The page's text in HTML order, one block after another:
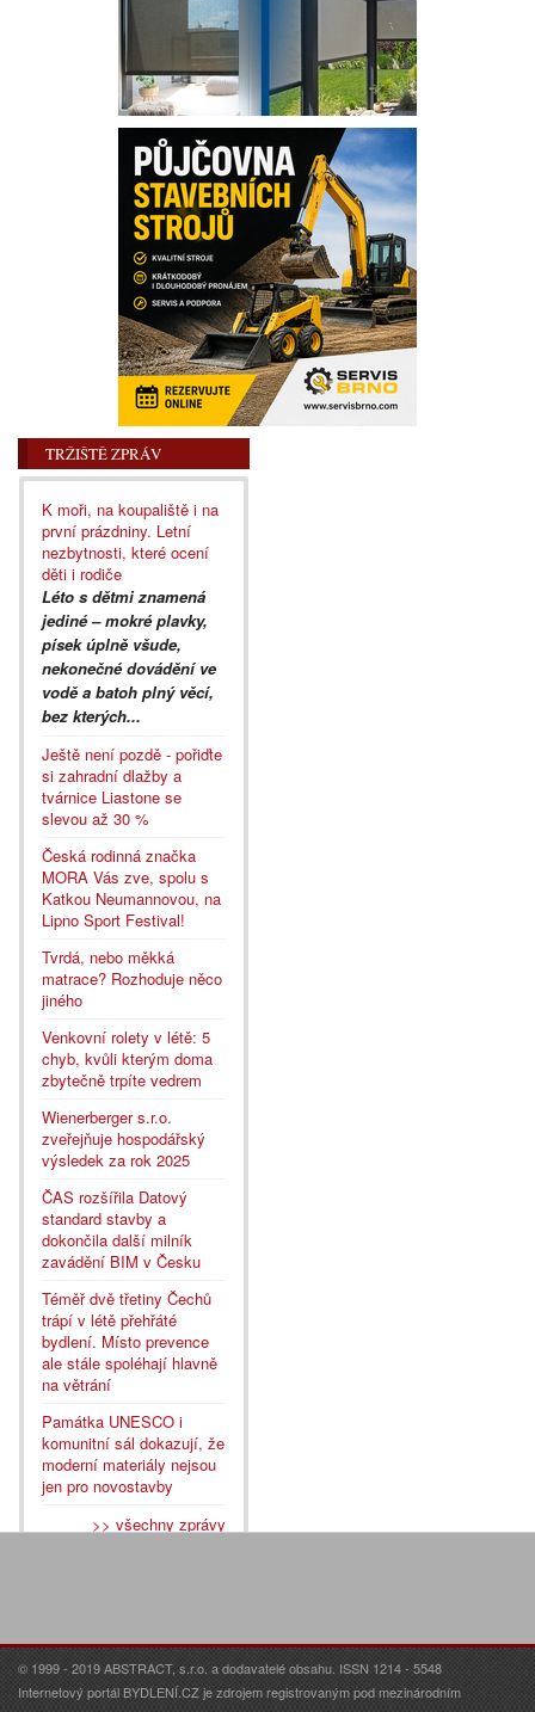
TRŽIŠTĚ ZPRÁV
K moři, na koupaliště i na
první prázdniny. Letní
nezbytnosti, které ocení
děti i rodiče
Léto s dětmi znamená
jediné – mokré plavky,
písek úplně všude,
nekonečné dovádění ve
vodě a batoh plný věcí,
bez kterých...
Ještě není pozdě - pořiďte
si zahradní dlažby a
tvárnice Liastone se
slevou až 30 %
Česká rodinná značka
MORA Vás zve, spolu s
Katkou Neumannovou, na
Lipno Sport Festival!
Tvrdá, nebo měkká
matrace? Rozhoduje něco
jiného
Venkovní rolety v létě: 5
chyb, kvůli kterým doma
zbytečně trpíte vedrem
Wienerberger s.r.o.
zveřejňuje hospodářský
výsledek za rok 2025
ČAS rozšířila Datový
standard stavby a
dokončila další milník
zavádění BIM v Česku
Téměř dvě třetiny Čechů
trápí v létě přehřáté
bydlení. Místo prevence
ale stále spoléhají hlavně
na větrání
Památka UNESCO i
komunitní sál dokazují, že
moderní materiály nejsou
jen pro novostavby
>> všechny zprávy
© 1999 - 2019 ABSTRACT, s.r.o. a dodavatelé obsahu. ISSN 1214 - 5548
Internetový portál BYDLENÍ.CZ je zdrojem registrovaným pod mezinárodním